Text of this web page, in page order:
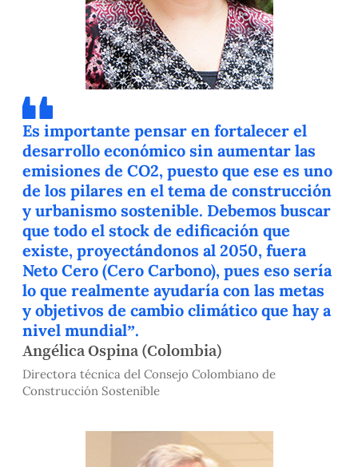
Es importante pensar en fortalecer el
desarrollo económico sin aumentar las
emisiones de CO2, puesto que ese es uno
de los pilares en el tema de construcción
y urbanismo sostenible. Debemos buscar
que todo el stock de edificación que
existe, proyectándonos al 2050, fuera
Neto Cero (Cero Carbono), pues eso sería
lo que realmente ayudaría con las metas
y objetivos de cambio climático que hay a
nivel mundial”.
Angélica Ospina (Colombia)
Directora técnica del Consejo Colombiano de
Construcción Sostenible